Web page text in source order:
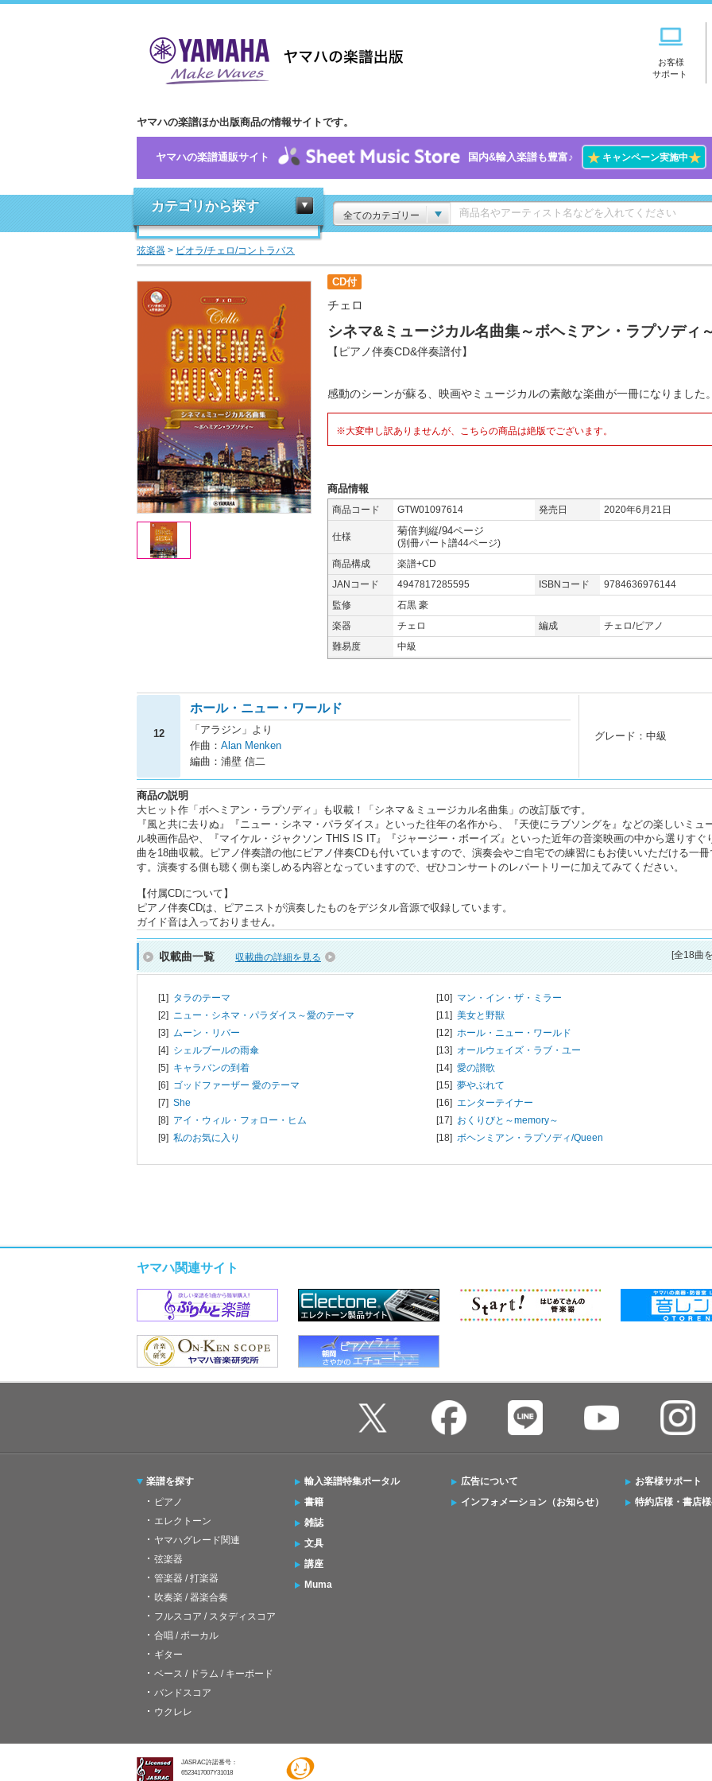
お客様
サポート
ヤマハの楽譜ほか出版商品の情報サイトです。
ヤマハの楽譜通販サイト 国内&輸入楽譜も豊富♪ ★キャンペーン実施中★
カテゴリから探す
全てのカテゴリー
弦楽器 > ビオラ/チェロ/コントラバス
CD付
チェロ
シネマ&ミュージカル名曲集～ボヘミアン・ラプソディ
【ピアノ伴奏CD&伴奏譜付】
感動のシーンが蘇る、映画やミュージカルの素敵な楽曲が一冊になりました
※大変申し訳ありませんが、こちらの商品は絶版でございます。
商品情報
商品コード GTW01097614 発売日 2020年6月21日
仕様 菊倍判縦/94ページ
(別冊パート譜44ページ)
商品構成
楽譜+CD
JANコード
4947817285595 ISBNコード
9784636976144
監修
石黒 豪
楽器
チェロ 編成
チェロ/ピアノ
難易度
中級
12
ホール・ニュー・ワールド
「アラジン」より
作曲： Alan Menken
編曲：浦壁 信二
グレード：中級
商品の説明
大ヒット作「ボヘミアン・ラプソディ」も収載！「シネマ＆ミュージカル名曲集」の改訂版です。
『風と共に去りぬ』『ニュー・シネマ・パラダイス』といった往年の名作から、『天使にラブソングを』などの楽しいミュ
ル映画作品や、『マイケル・ジャクソン THIS IS IT』『ジャージー・ボーイズ』といった近年の音楽映画の中から選りすぐ
曲を18曲収載。ピアノ伴奏譜の他にピアノ伴奏CDも付いていますので、演奏会やご自宅での練習にもお使いいただける一冊
す。演奏する側も聴く側も楽しめる内容となっていますので、ぜひコンサートのレパートリーに加えてみてください。
【付属CDについて】
ピアノ伴奏CDは、ピアニストが演奏したものをデジタル音源で収録しています。
ガイド音は入っておりません。
収載曲一覧 収載曲の詳細を見る [全18曲
[1] タラのテーマ
[2] ニュー・シネマ・パラダイス～愛のテーマ
[3] ムーン・リバー
[4] シェルブールの雨傘
[5] キャラバンの到着
[6] ゴッドファーザー 愛のテーマ
[7] She
[8] アイ・ウィル・フォロー・ヒム
[9] 私のお気に入り
[10] マン・イン・ザ・ミラー
[11] 美女と野獣
[12] ホール・ニュー・ワールド
[13] オールウェイズ・ラブ・ユー
[14] 愛の讃歌
[15] 夢やぶれて
[16] エンターテイナー
[17] おくりびと～memory～
[18] ボヘンミアン・ラプソディ/Queen
ヤマハ関連サイト
楽譜を探す
ピアノ
エレクトーン
ヤマハグレード関連
弦楽器
管楽器 / 打楽器
吹奏楽 / 器楽合奏
フルスコア / スタディスコア
合唱 / ボーカル
ギター
ベース / ドラム / キーボード
バンドスコア
ウクレレ
輸入楽譜特集ポータル
書籍
雑誌
文具
講座
Muma
広告について
インフォメーション（お知らせ）
お客様サポート
特約店様・書店
JASRAC許諾番号：
6523417007Y31018